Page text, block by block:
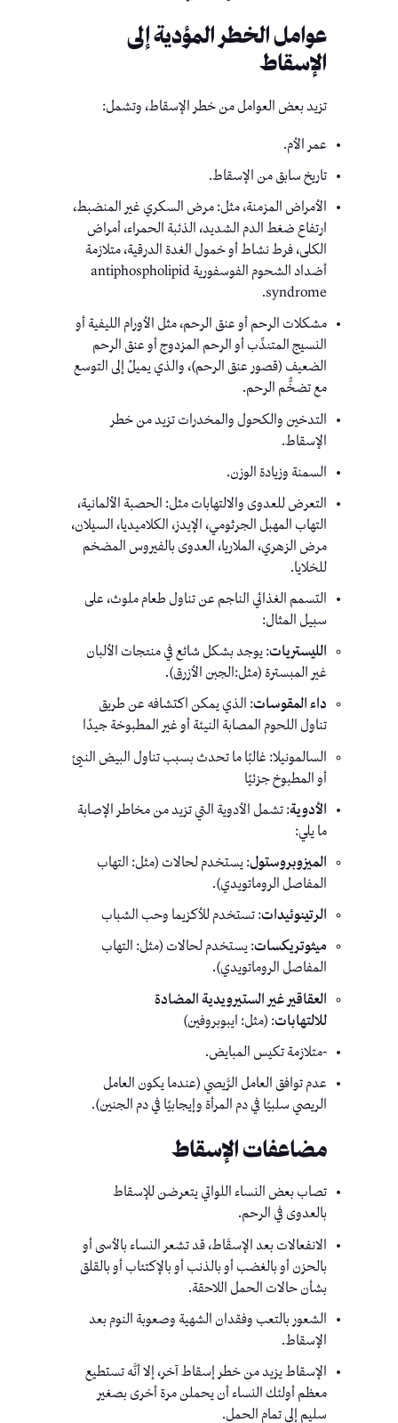
عوامل الخطر المؤدية إلى
الإسقاط
تزيد بعض العوامل من خطر الإسقاط، وتشمل:
عمر الأم.
تاريخ سابق من الإسقاط.
الأمراض المزمنة، مثل: مرض السكري غير المنضبط،
ارتفاع ضغط الدم الشديد، الذئبة الحمراء، أمراض
الكلى، فرط نشاط أو خمول الغدة الدرقية، متلازمة
أضداد الشحوم الفوسفورية antiphospholipid
syndrome.
مشكلات الرحم أو عنق الرحم، مثل الأورام الليفية أو
النسيج المتندِّب أو الرحم المزدوج أو عنق الرحم
الضعيف (قصور عنق الرحم)، والذي يميلُ إلى التوسع
مع تضخُّم الرحم.
التدخين والكحول والمخدرات تزيد من خطر
الإسقاط.
السمنة وزيادة الوزن.
التعرض للعدوى والالتهابات مثل: الحصبة الألمانية،
التهاب المهبل الجرثومي، الإيدز، الكلاميديا، السيلان،
مرض الزهري، الملاريا، العدوى بالفيروس المضخم
للخلايا.
التسمم الغذائي الناجم عن تناول طعام ملوث، على
سبيل المثال:
الليستريات: يوجد بشكل شائع في منتجات الألبان
غير المبسترة (مثل:الجبن الأزرق).
داء المقوسات: الذي يمكن اكتشافه عن طريق
تناول اللحوم المصابة النيئة أو غير المطبوخة جيدًا
السالمونيلا: غالبًا ما تحدث بسبب تناول البيض النيئ
أو المطبوخ جزئيًا
الأدوية: تشمل الأدوية التي تزيد من مخاطر الإصابة
ما يلي:
الميزوبروستول: يستخدم لحالات (مثل: التهاب
المفاصل الروماتويدي).
الرتينوئيدات: تستخدم للأكزيما وحب الشباب
ميثوتريكسات: يستخدم لحالات (مثل: التهاب
المفاصل الروماتويدي).
العقاقير غير الستيرويدية المضادة
للالتهابات: (مثل: ايبوبروفين)
-متلازمة تكيس المبايض.
عدم توافق العامل الرَّيصي (عندما يكون العامل
الريصي سلبيًا في دم المرأة وإيجابيًا في دم الجنين).
مضاعفات الإسقاط
تصاب بعض النساء اللواتي يتعرضن للإسقاط
بالعدوى في الرحم.
الانفعالات بعد الإسقَاط، قد تشعر النساء بالأسى أو
بالحزن أو بالغضب أو بالذنب أو بالإكتئاب أو بالقلق
بشأن حالات الحمل اللاحقة.
الشعور بالتعب وفقدان الشهية وصعوبة النوم بعد
الإسقاط.
الإسقاط يزيد من خطر إسقاط آخر، إلا أنَّه تستطيع
معظم أولئك النساء أن يحملن مرة أخرى بصغير
سليم إلى تمام الحمل.